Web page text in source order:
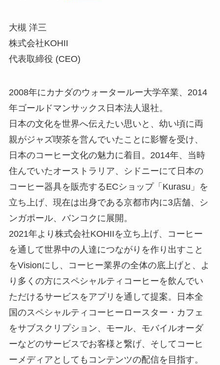
大槻 洋三
株式会社KOHII
代表取締役 (CEO)
2008年にカナダのウォータールー大学卒業、2014
年ゴールドマンサックス日本法人退社。
日本の文化を世界へ伝えたい思いと、幼い頃に両
親がジャズ喫茶を営んでいたことに影響を受け、
日本のコーヒー文化の魅力に着目。2014年、当時
住んでいたオーストラリア、シドニーにて日本の
コーヒー器具を販売するECショップ「Kurasu」を
立ち上げ、現在は出身である京都市内に3店舗、シ
ンガポール、バンコクに展開。
2021年より株式会社KOHIIを立ち上げ、コーヒー
を通して世界中の人達につながりを作り出すこと
をVisionにし、コーヒー業界の全体の底上げと、よ
り多くの方にスペシャルティコーヒーを飲んでい
ただけるサービスをアプリを通して提案。日本全
国のスペシャルティコーヒーロースター・カフェ
をサブスクリプション、モール、モバイルオーダ
ーなどのサービスでお客様と繋げ、そしてコーヒ
ーメディアとしてもコンテンツの配信を目指す。